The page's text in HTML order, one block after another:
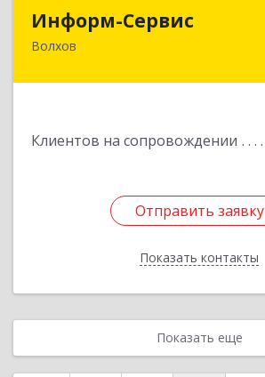
Информ-Сервис
Волхов
Клиентов на сопровождении
Отправить заявку
Показать контакты
Отправить заявку
Назад
Показать еще